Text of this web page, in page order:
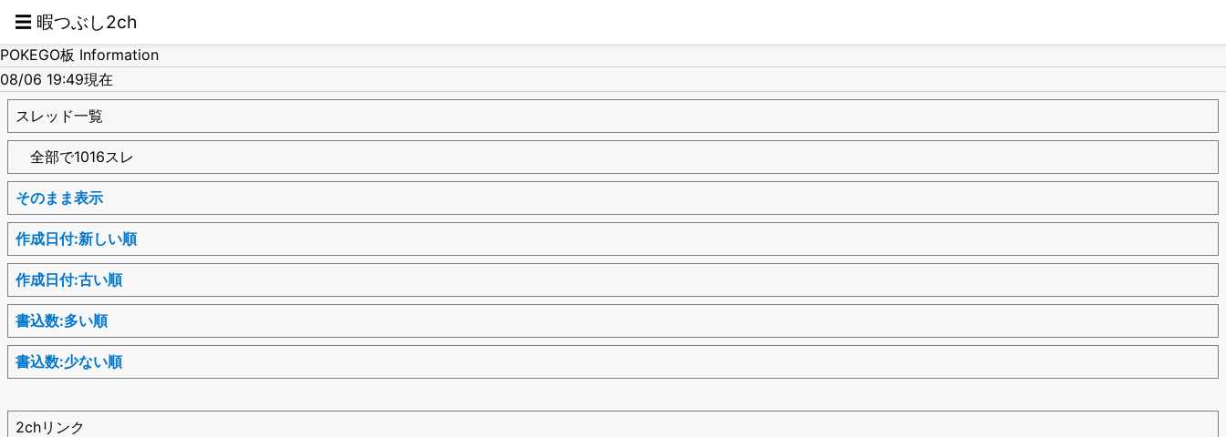
☰ 暇つぶし2ch
POKEGO板 Information
08/06 19:49現在
スレッド一覧
全部で1016スレ
そのまま表示
作成日付:新しい順
作成日付:古い順
書込数:多い順
書込数:少ない順
2chリンク